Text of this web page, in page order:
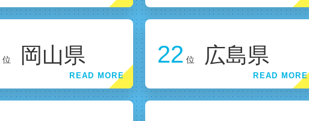
位 岡山県 22 位 広島県